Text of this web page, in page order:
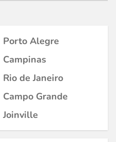
Porto Alegre
Campinas
Rio de Janeiro
Campo Grande
Joinville